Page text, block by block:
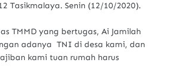
Tasikmalaya. Senin (12/10/2020).
TMMD yang bertugas, Ai Jamilah
adanya TNI di desa kami, dan
kami tuan rumah harus